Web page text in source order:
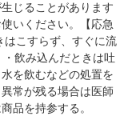
じることがあります
いください。【応急
はこすらず、すぐに流
飲み込んだときは吐
を飲むなどの処置を
常が残る場合は医師
品を持参する。